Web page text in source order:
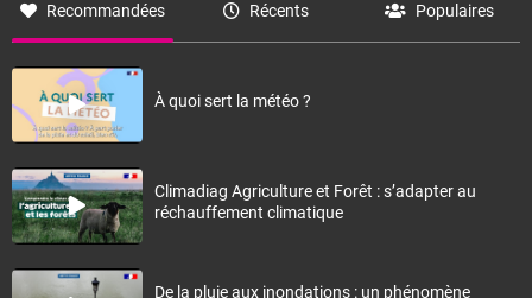
Recommandées Récents Populaires
À quoi sert la météo ?
Climadiag Agriculture et Forêt : s’adapter au
réchauffement climatique
De la pluie aux inondations : un phénomène